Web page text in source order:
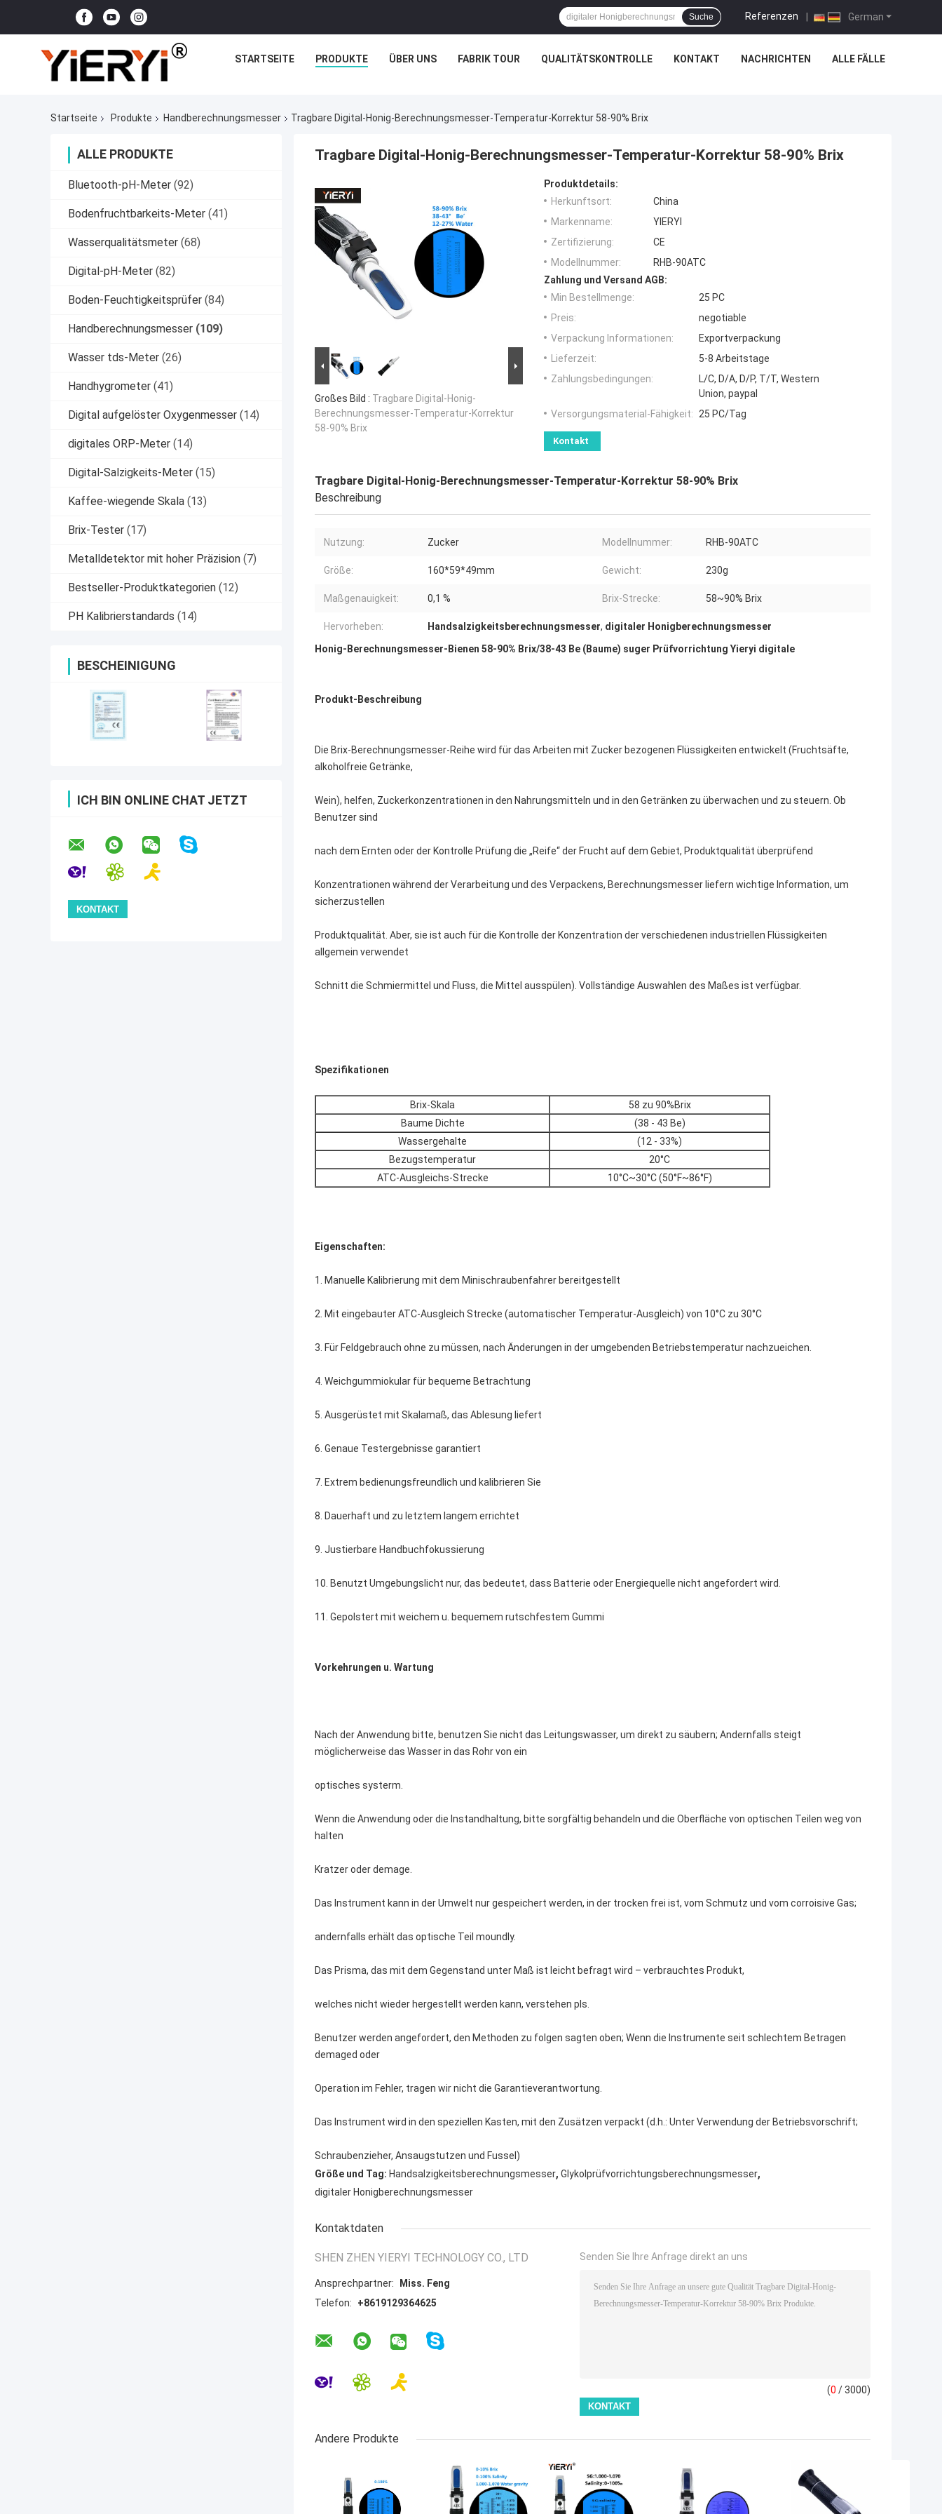
German
Referenzen |
Suche
STARTSEITE PRODUKTE ÜBER UNS FABRIK TOUR QUALITÄTSKONTROLLE KONTAKT NACHRICHTEN ALLE FÄLLE
Startseite Produkte Handberechnungsmesser Tragbare Digital-Honig-Berechnungsmesser-Temperatur-Korrektur 58-90% Brix
ALLE PRODUKTE
Bluetooth-pH-Meter (92)
Bodenfruchtbarkeits-Meter (41)
Wasserqualitätsmeter (68)
Digital-pH-Meter (82)
Boden-Feuchtigkeitsprüfer (84)
Handberechnungsmesser (109)
Wasser tds-Meter (26)
Handhygrometer (41)
Digital aufgelöster Oxygenmesser (14)
digitales ORP-Meter (14)
Digital-Salzigkeits-Meter (15)
Kaffee-wiegende Skala (13)
Brix-Tester (17)
Metalldetektor mit hoher Präzision (7)
Bestseller-Produktkategorien (12)
PH Kalibrierstandards (14)
BESCHEINIGUNG
ICH BIN ONLINE CHAT JETZT
Tragbare Digital-Honig-Berechnungsmesser-Temperatur-Korrektur 58-90% Brix
Großes Bild : Tragbare Digital-Honig-
Berechnungsmesser-Temperatur-Korrektur
58-90% Brix
Produktdetails:
Herkunftsort:
China
Markenname:
YIERYI
Zertifizierung:
CE
Modellnummer:
RHB-90ATC
Zahlung und Versand AGB:
Min Bestellmenge:
25 PC
Preis:
negotiable
Verpackung Informationen:
Exportverpackung
Lieferzeit:
5-8 Arbeitstage
Zahlungsbedingungen:
L/C, D/A, D/P, T/T, Western
Union, paypal
Versorgungsmaterial-Fähigkeit: 25 PC/Tag
Kontakt
Tragbare Digital-Honig-Berechnungsmesser-Temperatur-Korrektur 58-90% Brix
Beschreibung
Nutzung: Zucker Modellnummer: RHB-90ATC
Größe: 160*59*49mm Gewicht: 230g
Maßgenauigkeit: 0,1 % Brix-Strecke: 58~90% Brix
Hervorheben: Handsalzigkeitsberechnungsmesser, digitaler Honigberechnungsmesser
Honig-Berechnungsmesser-Bienen 58-90% Brix/38-43 Be (Baume) suger Prüfvorrichtung Yieryi digitale
Produkt-Beschreibung
Die Brix-Berechnungsmesser-Reihe wird für das Arbeiten mit Zucker bezogenen Flüssigkeiten entwickelt (Fruchtsäfte,
alkoholfreie Getränke,
Wein), helfen, Zuckerkonzentrationen in den Nahrungsmitteln und in den Getränken zu überwachen und zu steuern. Ob
Benutzer sind
nach dem Ernten oder der Kontrolle Prüfung die „Reife“ der Frucht auf dem Gebiet, Produktqualität überprüfend
Konzentrationen während der Verarbeitung und des Verpackens, Berechnungsmesser liefern wichtige Information, um
sicherzustellen
Produktqualität. Aber, sie ist auch für die Kontrolle der Konzentration der verschiedenen industriellen Flüssigkeiten
allgemein verwendet
Schnitt die Schmiermittel und Fluss, die Mittel ausspülen). Vollständige Auswahlen des Maßes ist verfügbar.
Spezifikationen
Brix-Skala
58 zu 90%Brix
Baume Dichte
(38 - 43 Be)
Wassergehalte
(12 - 33%)
Bezugstemperatur
20°C
ATC-Ausgleichs-Strecke
10°C~30°C (50°F~86°F)
Eigenschaften:
1. Manuelle Kalibrierung mit dem Minischraubenfahrer bereitgestellt
2. Mit eingebauter ATC-Ausgleich Strecke (automatischer Temperatur-Ausgleich) von 10°C zu 30°C
3. Für Feldgebrauch ohne zu müssen, nach Änderungen in der umgebenden Betriebstemperatur nachzueichen.
4. Weichgummiokular für bequeme Betrachtung
5. Ausgerüstet mit Skalamaß, das Ablesung liefert
6. Genaue Testergebnisse garantiert
7. Extrem bedienungsfreundlich und kalibrieren Sie
8. Dauerhaft und zu letztem langem errichtet
9. Justierbare Handbuchfokussierung
10. Benutzt Umgebungslicht nur, das bedeutet, dass Batterie oder Energiequelle nicht angefordert wird.
11. Gepolstert mit weichem u. bequemem rutschfestem Gummi
Vorkehrungen u. Wartung
Nach der Anwendung bitte, benutzen Sie nicht das Leitungswasser, um direkt zu säubern; Andernfalls steigt
möglicherweise das Wasser in das Rohr von ein
optisches systerm.
Wenn die Anwendung oder die Instandhaltung, bitte sorgfältig behandeln und die Oberfläche von optischen Teilen weg von
halten
Kratzer oder demage.
Das Instrument kann in der Umwelt nur gespeichert werden, in der trocken frei ist, vom Schmutz und vom corroisive Gas;
andernfalls erhält das optische Teil moundly.
Das Prisma, das mit dem Gegenstand unter Maß ist leicht befragt wird – verbrauchtes Produkt,
welches nicht wieder hergestellt werden kann, verstehen pls.
Benutzer werden angefordert, den Methoden zu folgen sagten oben; Wenn die Instrumente seit schlechtem Betragen
demaged oder
Operation im Fehler, tragen wir nicht die Garantieverantwortung.
Das Instrument wird in den speziellen Kasten, mit den Zusätzen verpackt (d.h.: Unter Verwendung der Betriebsvorschrift;
Schraubenzieher, Ansaugstutzen und Fussel)
Größe und Tag: Handsalzigkeitsberechnungsmesser, Glykolprüfvorrichtungsberechnungsmesser,
digitaler Honigberechnungsmesser
Kontaktdaten
SHEN ZHEN YIERYI TECHNOLOGY CO., LTD
Ansprechpartner:
Miss. Feng
Telefon:
+8619129364625
Senden Sie Ihre Anfrage direkt an uns
(0 / 3000)
Andere Produkte